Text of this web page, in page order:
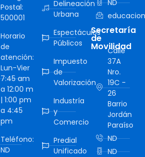
Postal:
500001
Horario
de
atención:
Lun-Vier
7:45 am
a 12:00 m
| 1:00 pm
a 4:45
pm
Teléfono:
ND
Delineación
Urbana
Espectáculos
Públicos
Impuesto
de
Valorización
Industría
y
Comercio
Predial
Unificado
ND
Secretaría
de
Movilidad
Calle
37A
Nro.
19C -
26
Barrio
Jordán
Paraíso
ND
ND